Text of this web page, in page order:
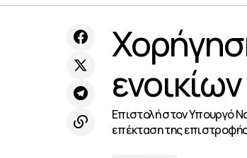
οικονομία και το εμπόριο η συμφωνία
ΗΠΑ–Ιράν
Επιστολή στον Υπουργό
επέκταση της